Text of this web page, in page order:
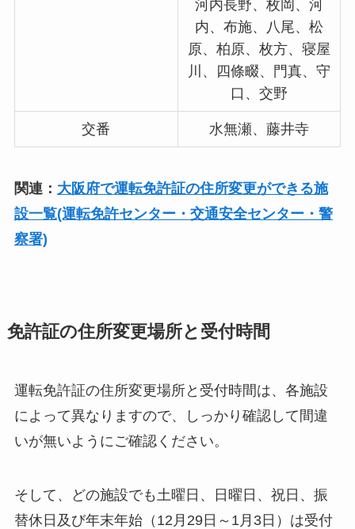
河内長野、枚岡、河
内、布施、八尾、松
原、柏原、枚方、寝屋
川、四條畷、門真、守
口、交野
交番 水無瀬、藤井寺
関連： 大阪府で運転免許証の住所変更ができる施
設一覧(運転免許センター・交通安全センター・警
察署)
免許証の住所変更場所と受付時間
運転免許証の住所変更場所と受付時間は、各施設
によって異なりますので、しっかり確認して間違
いが無いようにご確認ください。
そして、どの施設でも土曜日、日曜日、祝日、振
替休日及び年末年始（12月29日～1月3日）は受付